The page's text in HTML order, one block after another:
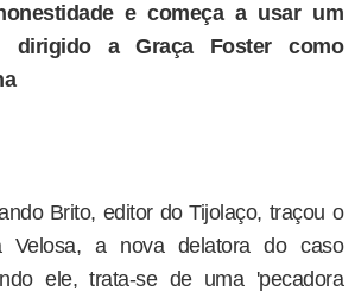
e começa a usar um
dirigido a Graça Foster como
Brito, editor do Tijolaço, traçou o
Velosa, a nova delatora do caso
ele, trata-se de uma 'pecadora